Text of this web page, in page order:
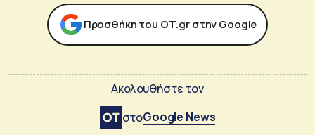
Προσθήκη του ΟΤ.gr στην Google
Ακολουθήστε τον
στοGoogle News